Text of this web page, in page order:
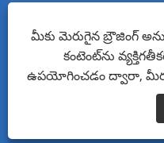
కాపీరైట్ © 2023 Wenzhou
మీకు మెరుగైన బ్రౌజింగ్
కంటెంట్‌ను
ఉపయోగించడం ద్వారా, మీరు